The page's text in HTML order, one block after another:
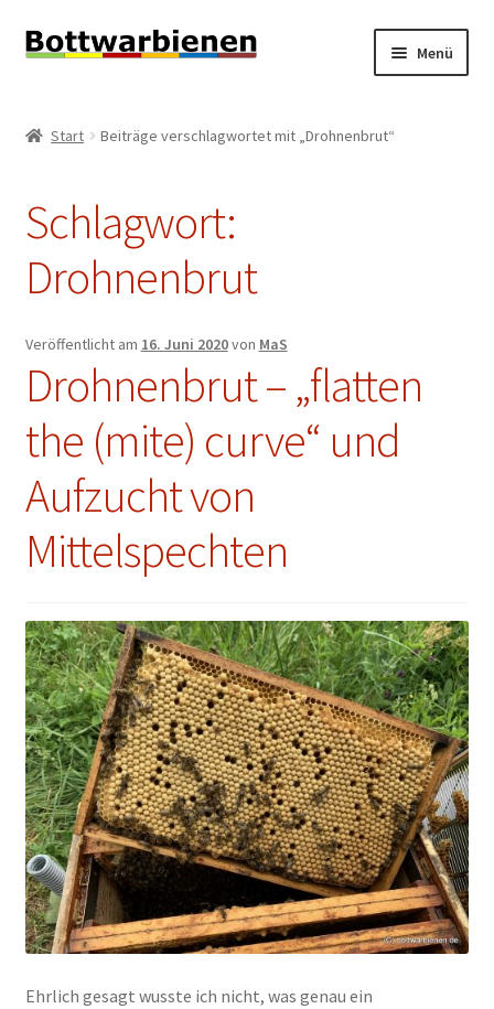
Zur
Zum
Menü
INFORMATIONEN
KONTAKT
IMPRESSUM
Start Beiträge verschlagwortet mit „Drohnenbrut“
Schlagwort:
Drohnenbrut
Veröffentlicht am 16. Juni 2020von MaS
Drohnenbrut – „flatten
the (mite) curve“ und
Aufzucht von
Mittelspechten
Ehrlich gesagt wusste ich nicht, was genau ein